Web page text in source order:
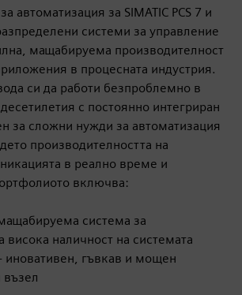
автоматизация за SIMATIC PCS 7 и
системи за управление
мащабируема производителност
в процесната индустрия.
си да работи безпроблемно в
с постоянно интегриран
за сложни нужди за автоматизация
производителността на
в реално време и
включва:
система за
висока наличност на системата
- иновативен, гъвкав и мощен